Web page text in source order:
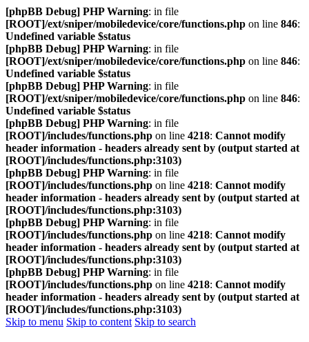
[phpBB Debug] PHP Warning: in file
[ROOT]/ext/sniper/mobiledevice/core/functions.php on line 846:
Undefined variable $status
[phpBB Debug] PHP Warning: in file
[ROOT]/ext/sniper/mobiledevice/core/functions.php on line 846:
Undefined variable $status
[phpBB Debug] PHP Warning: in file
[ROOT]/ext/sniper/mobiledevice/core/functions.php on line 846:
Undefined variable $status
[phpBB Debug] PHP Warning: in file
[ROOT]/includes/functions.php on line 4218: Cannot modify
header information - headers already sent by (output started at
[ROOT]/includes/functions.php:3103)
[phpBB Debug] PHP Warning: in file
[ROOT]/includes/functions.php on line 4218: Cannot modify
header information - headers already sent by (output started at
[ROOT]/includes/functions.php:3103)
[phpBB Debug] PHP Warning: in file
[ROOT]/includes/functions.php on line 4218: Cannot modify
header information - headers already sent by (output started at
[ROOT]/includes/functions.php:3103)
[phpBB Debug] PHP Warning: in file
[ROOT]/includes/functions.php on line 4218: Cannot modify
header information - headers already sent by (output started at
[ROOT]/includes/functions.php:3103)
Skip to menu Skip to content Skip to search